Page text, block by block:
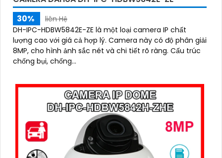
30%
liên Hệ
DH-IPC-HDBW5842E-ZE là một loại camera IP chất
lượng cao với giá cả hợp lý. Camera này có độ phân giải
8MP, cho hình ảnh sắc nét và chi tiết rõ ràng. Cấu trúc
chống bụi, chống...